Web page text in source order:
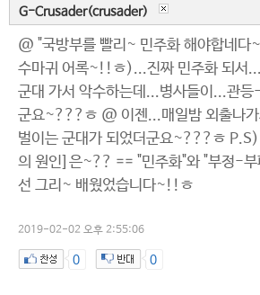
G-Crusader(crusader)
@ "국방부를 빨리~ 민주화 해야합네
수마귀 어록~!!ㅎ)...진짜 민주화 되서...
군대 가서 악수하는데...병사들이...관등
군요~???ㅎ @ 이젠...매일밤 외출나
벌이는 군대가 되었더군요~???ㅎ
의 원인]은~?? == "민주화"와 "부정-부
선 그리~ 배웠었습니다~!!ㅎ
2019-02-02 오후 2:55:06
0 0